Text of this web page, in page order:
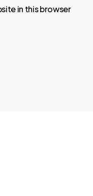
in this browser